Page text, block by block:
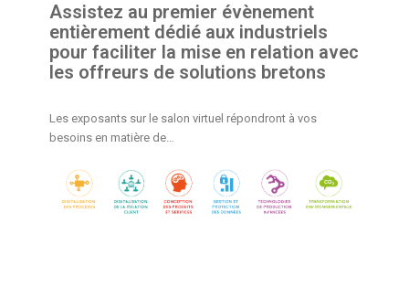
Assistez au premier évènement
entièrement dédié aux industriels
pour faciliter la mise en relation avec
les offreurs de solutions bretons
Les exposants sur le salon virtuel répondront à vos
besoins en matière de…